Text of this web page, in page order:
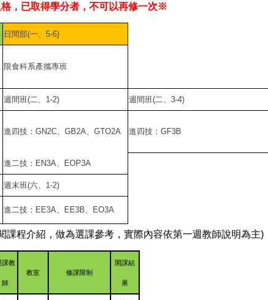
，已取得學分者，不可以再修一次※
日間部(一、5-6)
限食科系產攜專班
週間班(二、1-2) 週間班(二、3-4)
進四技：GN2C、GB2A、GTO2A 進四技：GF3B
進二技：EN3A、EOP3A
週末班(六、1-2)
進二技：EE3A、EE3B、EO3A
課程介紹，做為選課參考，實際內容依第一週教師說明為主)
課教
師
教室 修課限制
開課結
果